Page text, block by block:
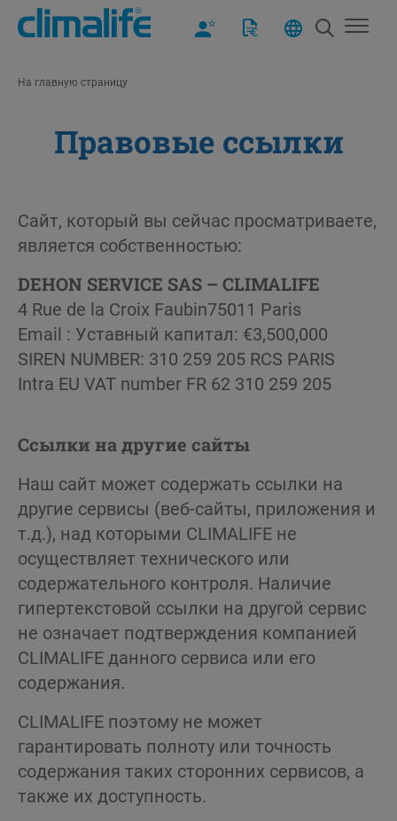
На главную страницу
Правовые ссылки
Сайт, который вы сейчас просматриваете,
является собственностью:
DEHON SERVICE SAS – CLIMALIFE
4 Rue de la Croix Faubin75011 Paris
Email : Уставный капитал: €3,500,000
SIREN NUMBER: 310 259 205 RCS PARIS
Intra EU VAT number FR 62 310 259 205
Ссылки на другие сайты
Наш сайт может содержать ссылки на
другие сервисы (веб-сайты, приложения и
т.д.), над которыми CLIMALIFE не
осуществляет технического или
содержательного контроля. Наличие
гипертекстовой ссылки на другой сервис
не означает подтверждения компанией
CLIMALIFE данного сервиса или его
содержания.
CLIMALIFE поэтому не может
гарантировать полноту или точность
содержания таких сторонних сервисов, а
также их доступность.